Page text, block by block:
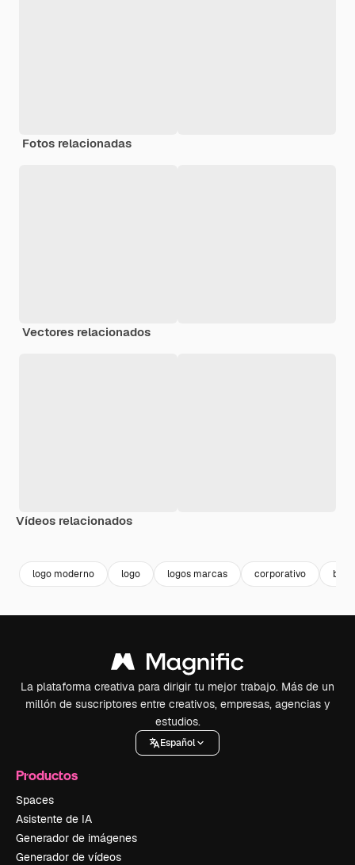
Fotos relacionadas
Vectores relacionados
Vídeos relacionados
logo moderno logo logos marcas corporativo
La plataforma creativa para dirigir tu mejor trabajo. Más de un
millón de suscriptores entre creativos, empresas, agencias y
estudios.
Español
Productos
Spaces
Asistente de IA
Generador de imágenes
Generador de vídeos